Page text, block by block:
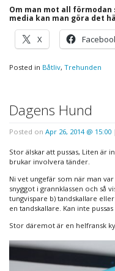
Om man mot all
media kan man göra det
X
Posted in Båtliv, Trehunden
Dagens Hund
Posted on Apr 26, 2014 @ 15:00
Stor älskar att pussas, Liten är
brukar involvera tänder.
Ni vet ungefär som när man
snyggot i grannklassen och så
tungvispare b) tandskallare
en tandskallare. Kan inte
Stor däremot är en helfransk